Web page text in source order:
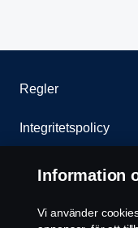
Regler
Integritetspolicy
Kontakta oss
Visselblåsning
Information
Vi använder